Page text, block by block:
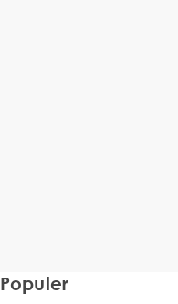
Populer